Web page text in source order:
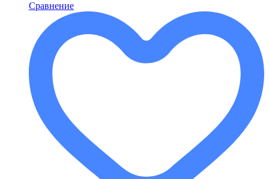
Сравнение